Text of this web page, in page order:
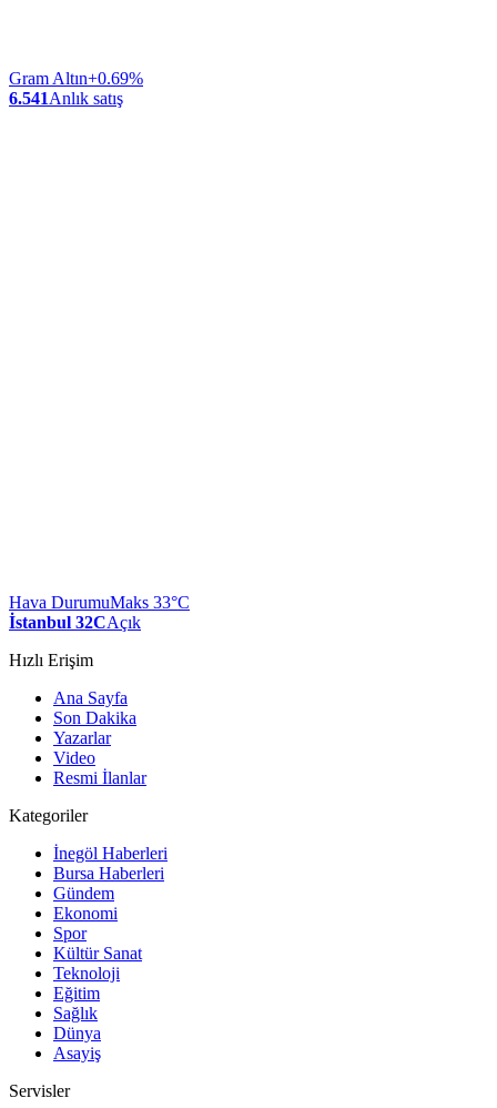
Gram Altın+0.69%
6.541Anlık satış
Hava DurumuMaks 33°C
İstanbul 32CAçık
Hızlı Erişim
Ana Sayfa
Son Dakika
Yazarlar
Video
Resmi İlanlar
Kategoriler
İnegöl Haberleri
Bursa Haberleri
Gündem
Ekonomi
Spor
Kültür Sanat
Teknoloji
Eğitim
Sağlık
Dünya
Asayiş
Servisler